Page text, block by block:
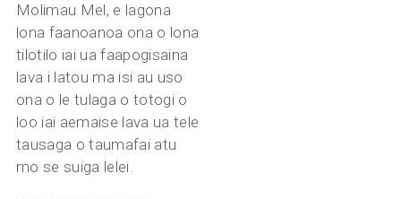
Molimau Mel, e lagona
lona faanoanoa ona o lona
tilotilo iai ua faapogisaina
lava i latou ma isi au uso
ona o le tulaga o totogi o
loo iai aemaise lava ua tele
tausaga o taumafai atu
mo se suiga lelei.